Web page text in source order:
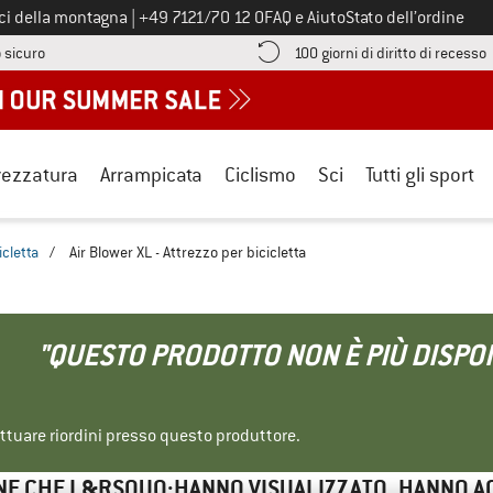
della montagna Chiamaci al numero
+49 7121/70 12 0FAQ e AiutoStato dell’ordine
sicuroQui trovi le informazioni di pagamento! Si apre in una casella
100 giorni di diritto di recesso
Arrampicata Ciclismo Sci Tutti gli sport
/ Air Blower XL - Attrezzo per bicicletta
"QUESTO PRODOTTO NON È PIÙ
riordini presso questo produttore.